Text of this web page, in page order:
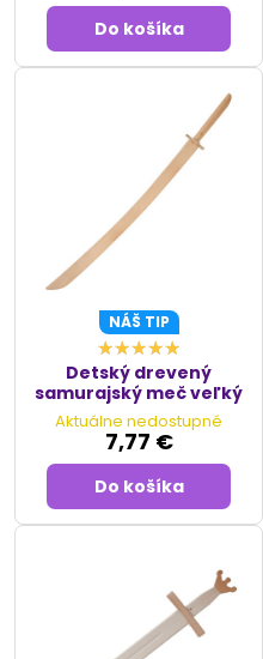
Do košíka
NÁŠ TIP
Detský drevený
samurajský meč veľký
Aktuálne nedostupné
7,77 €
Do košíka